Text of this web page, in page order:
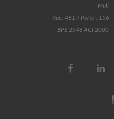
Mali
Rue: 481 / Porte : 156
BPE 2546 ACI 2000